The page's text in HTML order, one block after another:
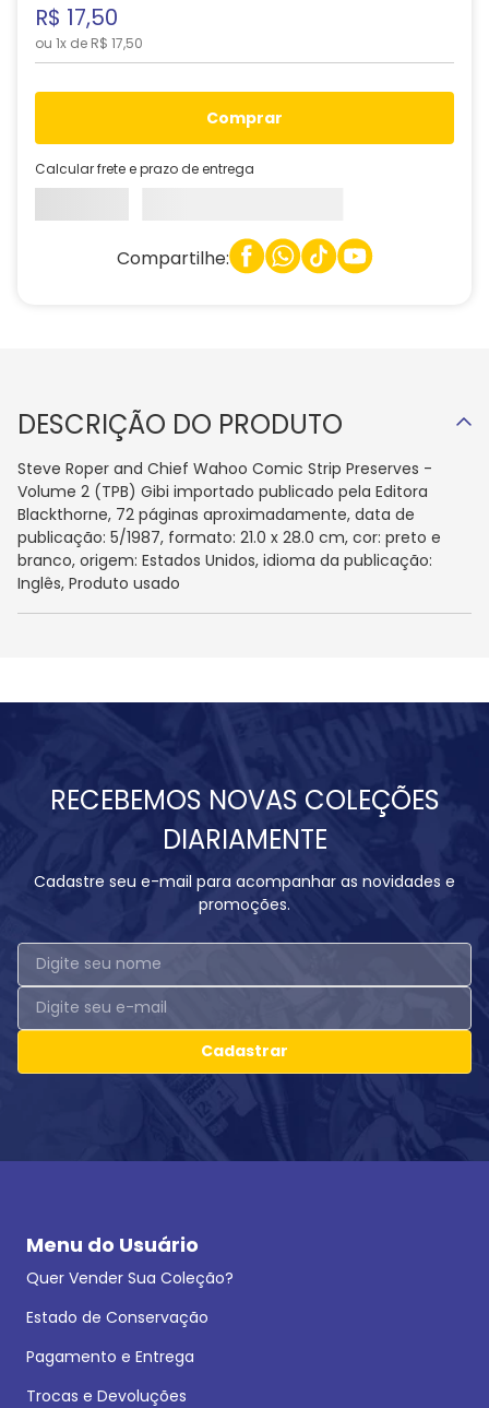
R$ 17,50
ou 1x de R$ 17,50
comprar
Calcular frete e prazo de entrega
Compartilhe:
DESCRIÇÃO DO PRODUTO
Steve Roper and Chief Wahoo Comic Strip Preserves -
Volume 2 (TPB) Gibi importado publicado pela Editora
Blackthorne, 72 páginas aproximadamente, data de
publicação: 5/1987, formato: 21.0 x 28.0 cm, cor: preto e
branco, origem: Estados Unidos, idioma da publicação:
Inglês, Produto usado
RECEBEMOS NOVAS COLEÇÕES
DIARIAMENTE
Cadastre seu e-mail para acompanhar as novidades e
promoções.
Cadastrar
Menu do Usuário
Quer Vender Sua Coleção?
Estado de Conservação
Pagamento e Entrega
Trocas e Devoluções